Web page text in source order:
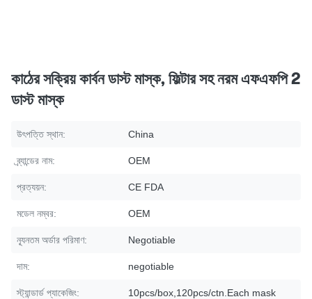
কাঠের সক্রিয় কার্বন ডাস্ট মাস্ক, ফিল্টার সহ নরম এফএফপি 2
ডাস্ট মাস্ক
উৎপত্তি স্থান: China
ব্র্যান্ডের নাম: OEM
প্রত্যয়ন: CE FDA
মডেল নম্বর: OEM
ন্যূনতম অর্ডার পরিমাণ: Negotiable
দাম: negotiable
স্ট্যান্ডার্ড প্যাকেজিং:
10pcs/box,120pcs/ctn.Each mask